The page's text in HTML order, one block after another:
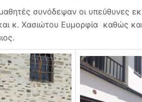
συνόδεψαν οι υπεύθυνες
κ. Χασιώτου Ευμορφία καθώς